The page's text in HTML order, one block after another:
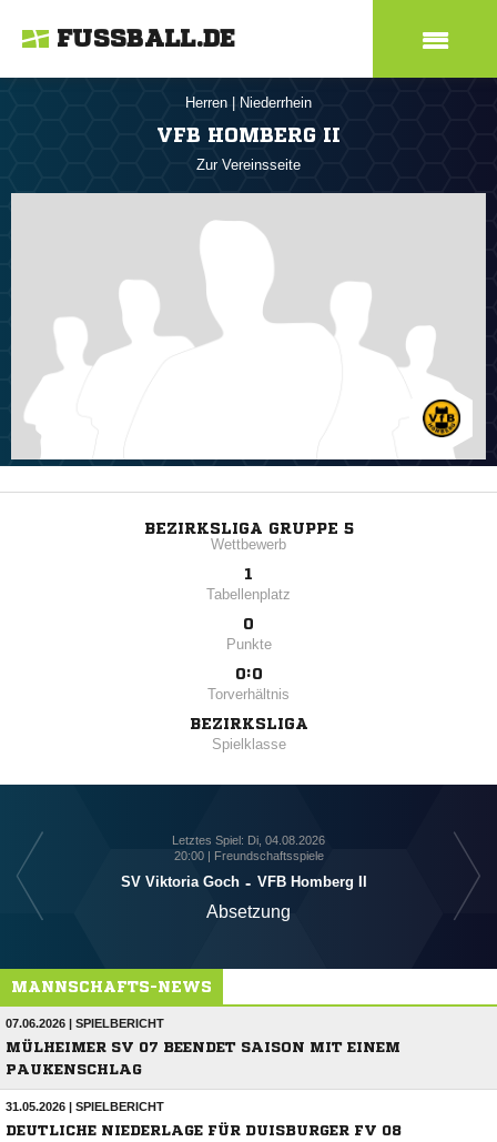
FUSSBALL.DE
Herren Niederrhein
VFB HOMBERG II
Zur Vereinsseite
BEZIRKSLIGA GRUPPE 5
Wettbewerb
1
Tabellenplatz
0
Punkte
0:0
Torverhältnis
BEZIRKSLIGA
Spielklasse
Letztes Spiel: Di, 04.08.2026
20:00 | Freundschaftsspiele
SV Viktoria Goch - VFB Homberg II
Absetzung
MANNSCHAFTS-NEWS
07.06.2026 | SPIELBERICHT
MÜLHEIMER SV 07 BEENDET SAISON MIT EINEM
PAUKENSCHLAG
31.05.2026 | SPIELBERICHT
DEUTLICHE NIEDERLAGE FÜR DUISBURGER FV 08